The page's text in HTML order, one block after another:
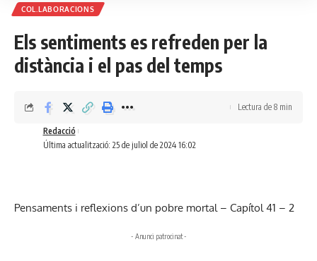
COL.LABORACIONS
Els sentiments es refreden per la
distància i el pas del temps
Última actualització: 25 de juliol de 2024 16:02
Redacció
Lectura de 8 min
Pensaments i reflexions d’un pobre mortal – Capítol 41 – 2
- Anunci patrocinat -